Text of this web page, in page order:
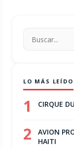
LO MÁS LEÍDO
1 CIRQUE
2
AVION
HAITI